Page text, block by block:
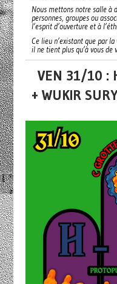
Nous mettons notre salle à
personnes, groupes ou
l’esprit d’ouverture et à
Ce lieu n’existant que par
il ne tient plus qu’à vous de
VEN 31/10 :
+ WUKIR